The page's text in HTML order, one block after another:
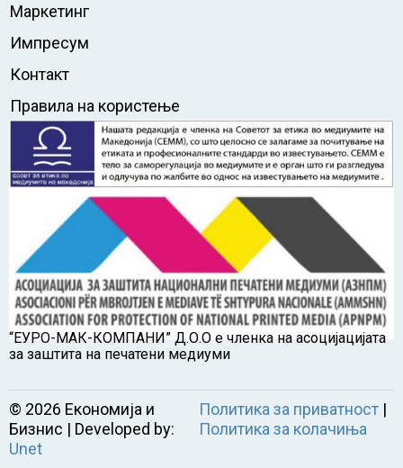
Маркетинг
Импресум
Контакт
Правила на користење
“ЕУРО-МАК-КОМПАНИ” Д.О.О е членка на асоцијацијата
за заштита на печатени медиуми
© 2026 Економија и
Бизнис | Developed by:
Unet
Политика за приватност|
Политика за колачиња